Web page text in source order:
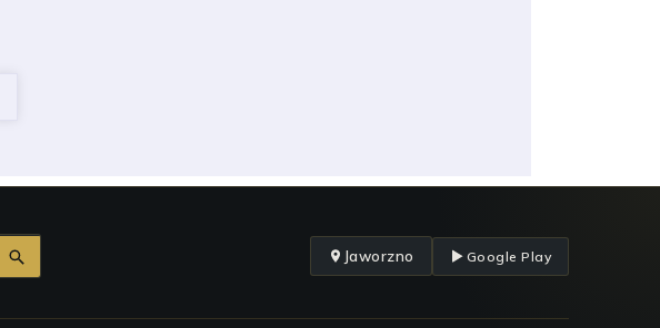
Jaworzno Google Play